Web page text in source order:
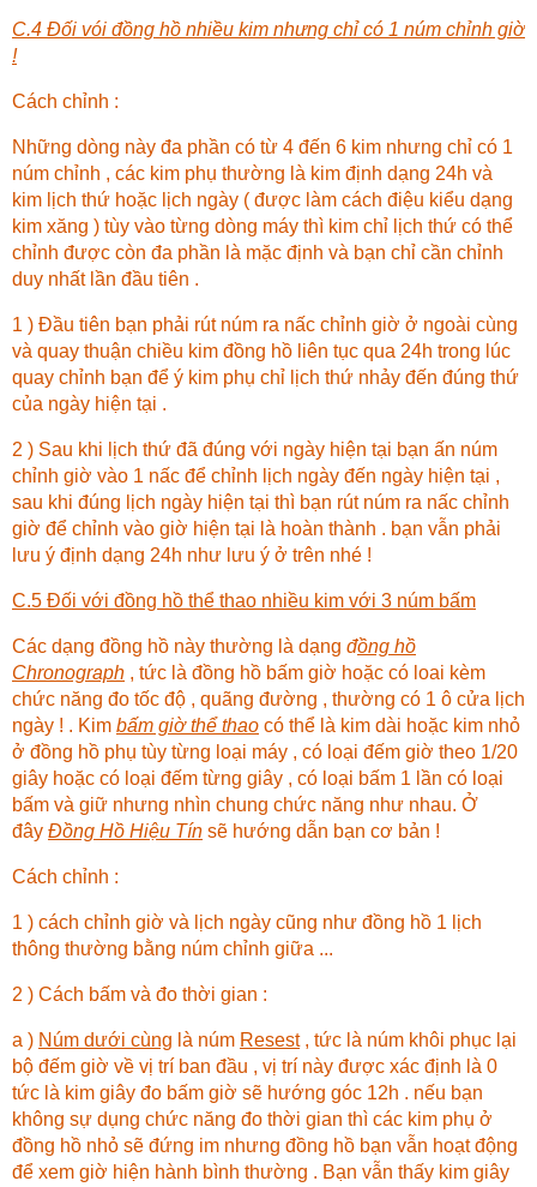
C.4 Đối vói đồng hồ nhiều kim nhưng chỉ có 1 núm chỉnh giờ
!
Cách chỉnh :
Những dòng này đa phần có từ 4 đến 6 kim nhưng chỉ có 1
núm chỉnh , các kim phụ thường là kim định dạng 24h và
kim lịch thứ hoặc lịch ngày ( được làm cách điệu kiểu dạng
kim xăng ) tùy vào từng dòng máy thì kim chỉ lịch thứ có thể
chỉnh được còn đa phần là mặc định và bạn chỉ cần chỉnh
duy nhất lần đầu tiên .
1 ) Đầu tiên bạn phải rút núm ra nấc chỉnh giờ ở ngoài cùng
và quay thuận chiều kim đồng hồ liên tục qua 24h trong lúc
quay chỉnh bạn để ý kim phụ chỉ lịch thứ nhảy đến đúng thứ
của ngày hiện tại .
2 ) Sau khi lịch thứ đã đúng với ngày hiện tại bạn ấn núm
chỉnh giờ vào 1 nấc để chỉnh lịch ngày đến ngày hiện tại ,
sau khi đúng lịch ngày hiện tại thì bạn rút núm ra nấc chỉnh
giờ để chỉnh vào giờ hiện tại là hoàn thành . bạn vẫn phải
lưu ý định dạng 24h như lưu ý ở trên nhé !
C.5 Đối với đồng hồ thể thao nhiều kim với 3 núm bấm
Các dạng đồng hồ này thường là dạng đồng hồ
Chronograph , tức là đồng hồ bấm giờ hoặc có loai kèm
chức năng đo tốc độ , quãng đường , thường có 1 ô cửa lịch
ngày ! . Kim bấm giờ thể thao có thể là kim dài hoặc kim nhỏ
ở đồng hồ phụ tùy từng loại máy , có loại đếm giờ theo 1/20
giây hoặc có loại đếm từng giây , có loại bấm 1 lần có loại
bấm và giữ nhưng nhìn chung chức năng như nhau. Ở
đây Đồng Hồ Hiệu Tín sẽ hướng dẫn bạn cơ bản !
Cách chỉnh :
1 ) cách chỉnh giờ và lịch ngày cũng như đồng hồ 1 lịch
thông thường bằng núm chỉnh giữa ...
2 ) Cách bấm và đo thời gian :
a ) Núm dưới cùng là núm Resest, tức là núm khôi phục lại
bộ đếm giờ về vị trí ban đầu , vị trí này được xác định là 0
tức là kim giây đo bấm giờ sẽ hướng góc 12h . nếu bạn
không sự dụng chức năng đo thời gian thì các kim phụ ở
đồng hồ nhỏ sẽ đứng im nhưng đồng hồ bạn vẫn hoạt động
để xem giờ hiện hành bình thường . Bạn vẫn thấy kim giây